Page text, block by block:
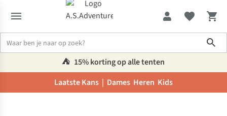
⛺️ 15% korting op alle tenten
Laatste Kans | Dames Heren Kids